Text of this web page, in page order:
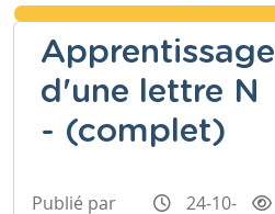
Apprentissage
d'une lettre N
- (complet)
Publié par
24-10-